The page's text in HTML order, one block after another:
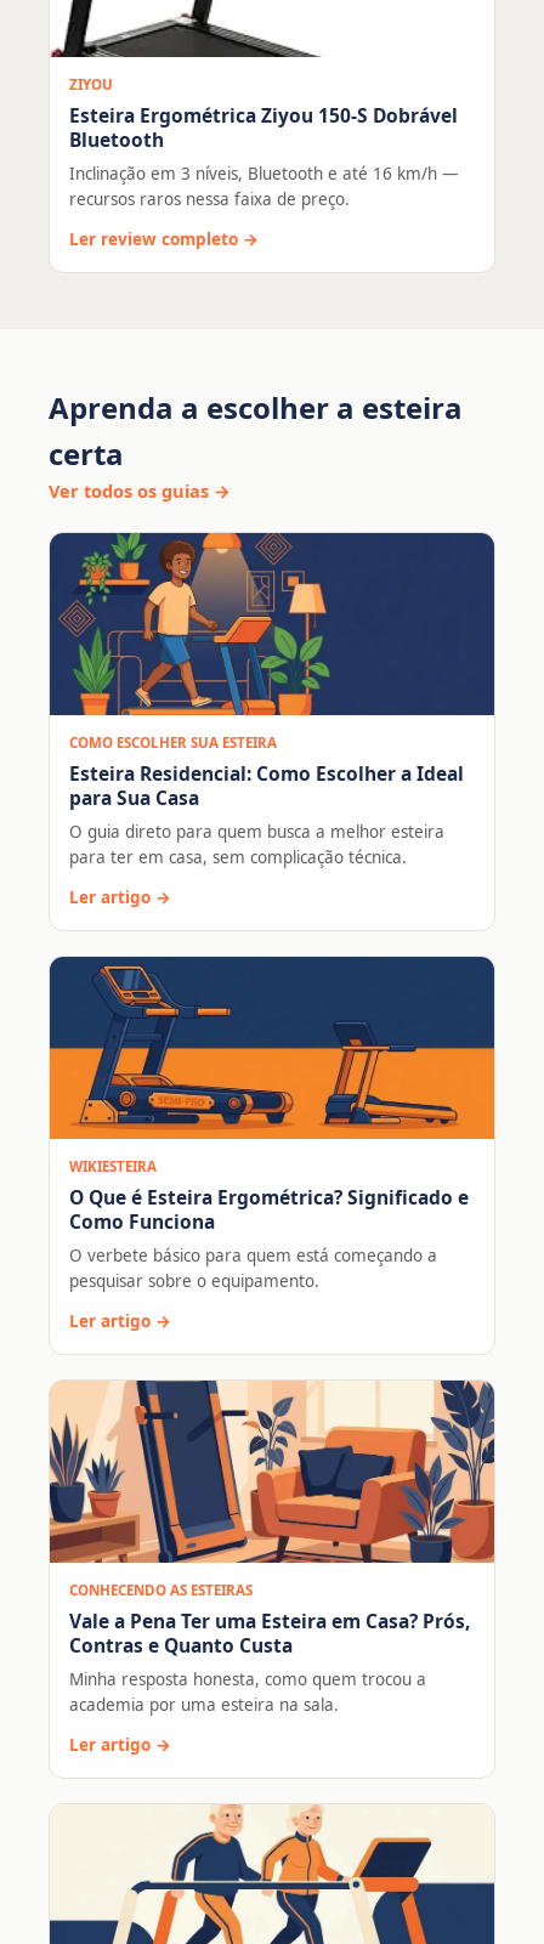
ZIYOU
Esteira Ergométrica Ziyou 150-S Dobrável
Bluetooth
Inclinação em 3 níveis, Bluetooth e até 16 km/h —
recursos raros nessa faixa de preço.
Ler review completo →
Aprenda a escolher a esteira
certa
Ver todos os guias →
COMO ESCOLHER SUA ESTEIRA
Esteira Residencial: Como Escolher a Ideal
para Sua Casa
O guia direto para quem busca a melhor esteira
para ter em casa, sem complicação técnica.
Ler artigo →
WIKIESTEIRA
O Que é Esteira Ergométrica? Significado e
Como Funciona
O verbete básico para quem está começando a
pesquisar sobre o equipamento.
Ler artigo →
CONHECENDO AS ESTEIRAS
Vale a Pena Ter uma Esteira em Casa? Prós,
Contras e Quanto Custa
Minha resposta honesta, como quem trocou a
academia por uma esteira na sala.
Ler artigo →